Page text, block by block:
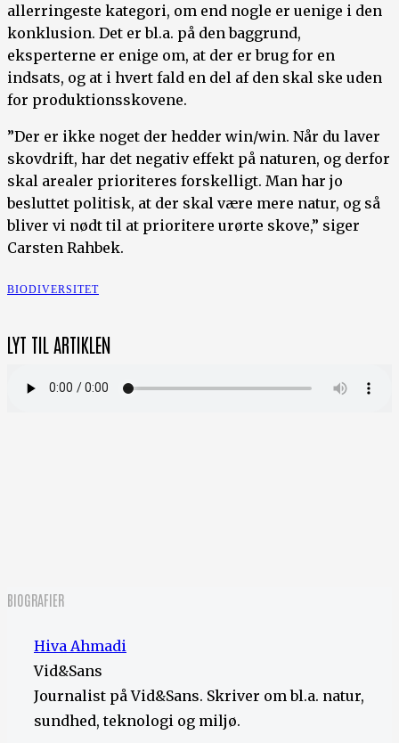
allerringeste kategori, om end nogle er uenige i den
konklusion. Det er bl.a. på den baggrund,
eksperterne er enige om, at der er brug for en
indsats, og at i hvert fald en del af den skal ske uden
for produktionsskovene.
”Der er ikke noget der hedder win/win. Når du laver
skovdrift, har det negativ effekt på naturen, og derfor
skal arealer prioriteres forskelligt. Man har jo
besluttet politisk, at der skal være mere natur, og så
bliver vi nødt til at prioritere urørte skove,” siger
Carsten Rahbek.
BIODIVERSITET
LYT TIL ARTIKLEN
BIOGRAFIER
Hiva Ahmadi
Vid&Sans
Journalist på Vid&Sans. Skriver om bl.a. natur,
sundhed, teknologi og miljø.